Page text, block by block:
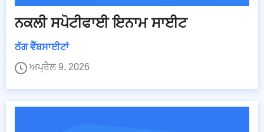
ਨਕਲੀ ਸਪੋਟੀਫਾਈ ਇਨਾਮ ਸਾਈਟ
ਠੱਗ ਵੈੱਬਸਾਈਟਾਂ
ਅਪ੍ਰੈਲ 9, 2026